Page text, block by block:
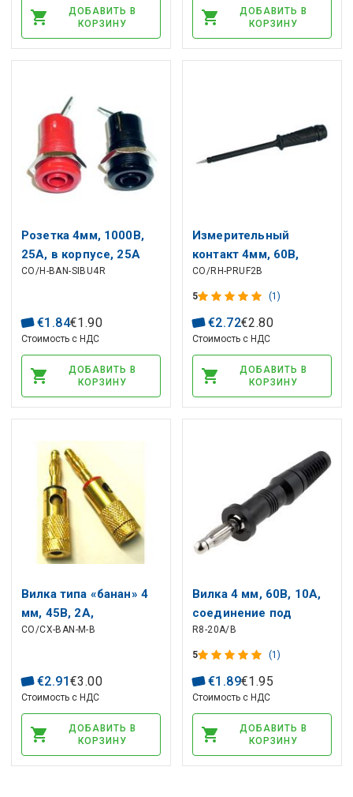
ДОБАВИТЬ В
КОРЗИНУ
ДОБАВИТЬ В
КОРЗИНУ
Розетка 4мм, 1000В,
25А, в корпусе, 25А
красная RoHS
CO/H-BAN-SIBU4R
€1 .84€1 .90
Стоимость с НДС
ДОБАВИТЬ В
КОРЗИНУ
Измерительный
контакт 4мм, 60В,
черный HIRSCHMANN
CO/RH-PRUF2B
5 (1)
€2.72€2.80
Стоимость с НДС
ДОБАВИТЬ В
КОРЗИНУ
Вилка типа «банан» 4
мм, 45В, 2А,
позолоченная черная
CO/CX-BAN-M-B
€2.91€3 .00
Стоимость с НДС
ДОБАВИТЬ В
КОРЗИНУ
Вилка 4 мм, 60В, 10А,
соединение под
пайку, черный
R8-20A/B
5 (1)
€1 .89€1 .95
Стоимость с НДС
ДОБАВИТЬ В
КОРЗИНУ